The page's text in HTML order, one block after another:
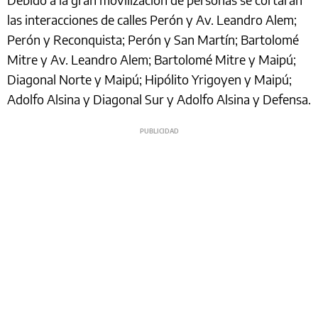
las interacciones de calles Perón y Av. Leandro Alem;
Perón y Reconquista; Perón y San Martín; Bartolomé
Mitre y Av. Leandro Alem; Bartolomé Mitre y Maipú;
Diagonal Norte y Maipú; Hipólito Yrigoyen y Maipú;
Adolfo Alsina y Diagonal Sur y Adolfo Alsina y Defensa.